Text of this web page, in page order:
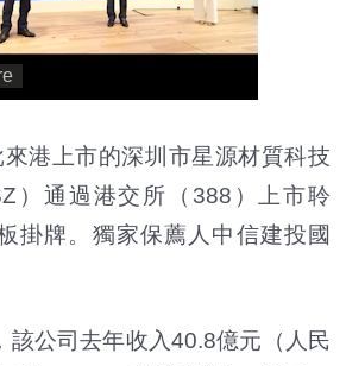
港上市的深圳市星源材質科技
）通過港交所（388）上市聆
掛牌。獨家保薦人中信建投國
公司去年收入40.8億元（人民